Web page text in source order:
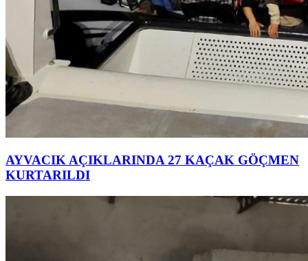
AYVACIK AÇIKLARINDA 27 KAÇAK GÖÇMEN
KURTARILDI